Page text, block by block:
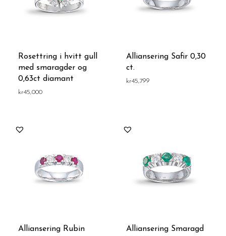
Rosettring i hvitt gull
med smaragder og
0,63ct diamant
kr45,000
Alliansering Safir 0,30
ct.
kr45,799
Alliansering Rubin
Alliansering Smaragd